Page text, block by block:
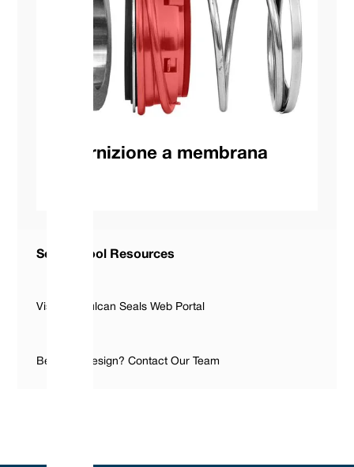
Guarnizione a membrana
Seal ID Tool Resources
Visit The Vulcan Seals Web Portal
Bespoke Design? Contact Our Team